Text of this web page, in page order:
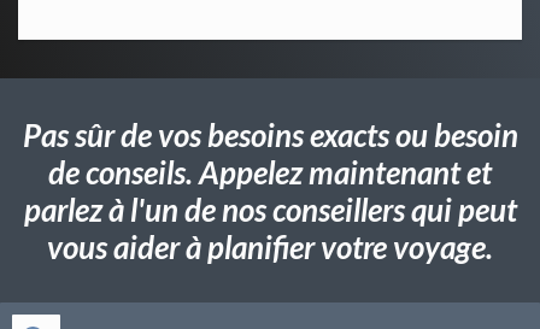
Pas sûr de vos besoins exacts ou besoin
de conseils. Appelez maintenant et
parlez à l'un de nos conseillers qui peut
vous aider à planifier votre voyage.